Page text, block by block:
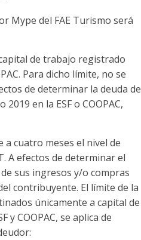
Mype del FAE Turismo será
de trabajo registrado
Para dicho límite, no se
de determinar la deuda de
en la ESF o COOPAC,
cuatro meses el nivel de
A efectos de determinar el
sus ingresos y/o compras
contribuyente. El límite de la
únicamente a capital de
y COOPAC, se aplica de